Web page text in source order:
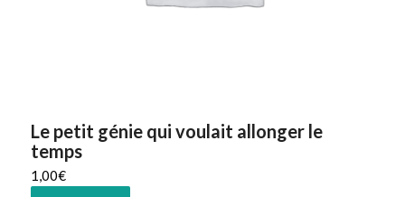
Le petit génie qui voulait allonger le
temps
1,00€